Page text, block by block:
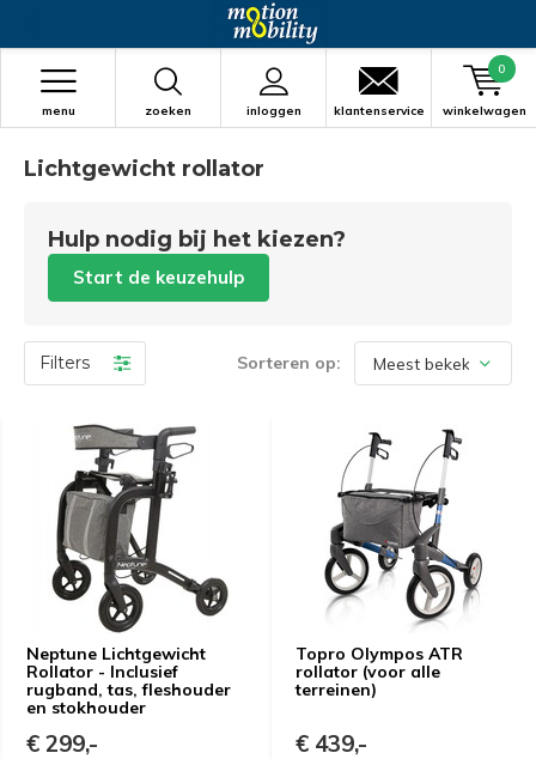
zoeken inloggen
menu klantenservice winkelwagen
0
Lichtgewicht rollator
Hulp nodig bij het kiezen?
Start de keuzehulp
Filters Sorteren op:
Neptune Lichtgewicht
Rollator - Inclusief
rugband, tas, fleshouder
en stokhouder
€ 299,-
Topro Olympos ATR
rollator (voor alle
terreinen)
€ 439,-